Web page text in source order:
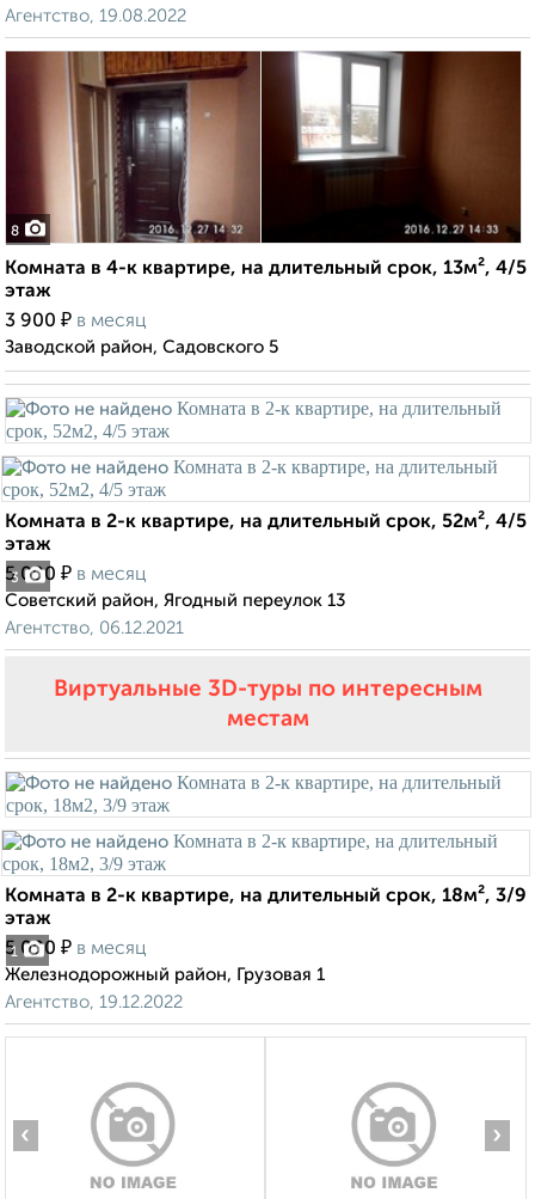
Агентство, 19.08.2022
8
Комната в 4-к квартире, на длительный срок, 13м², 4/5
этаж
3 900 ₽ в месяц
Заводской район, Садовского 5
3
Комната в 2-к квартире, на длительный срок, 52м², 4/5
этаж
5 000 ₽ в месяц
Советский район, Ягодный переулок 13
Агентство, 06.12.2021
Виртуальные 3D-туры по интересным
местам
1
Комната в 2-к квартире, на длительный срок, 18м², 3/9
этаж
5 000 ₽ в месяц
Железнодорожный район, Грузовая 1
Агентство, 19.12.2022
‹ ›